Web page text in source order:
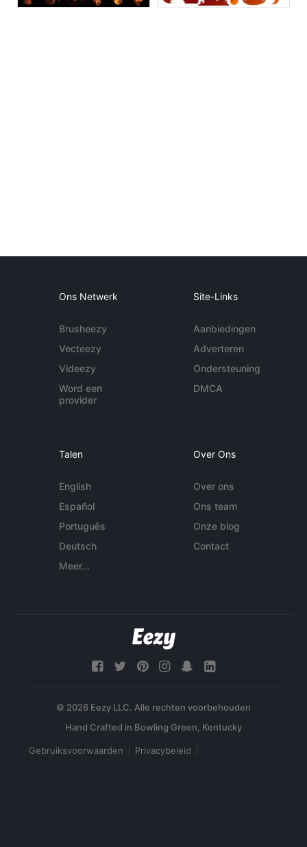
Ons Netwerk
Brusheezy
Vecteezy
Videezy
Word een
provider
Site-Links
Aanbiedingen
Adverteren
Ondersteuning
DMCA
Talen
English
Español
Português
Deutsch
Meer...
Over Ons
Over ons
Ons team
Onze blog
Contact
© 2026 Eezy LLC. Alle rechten voorbehouden
Gebruiksvoorwaarden Privacybeleid